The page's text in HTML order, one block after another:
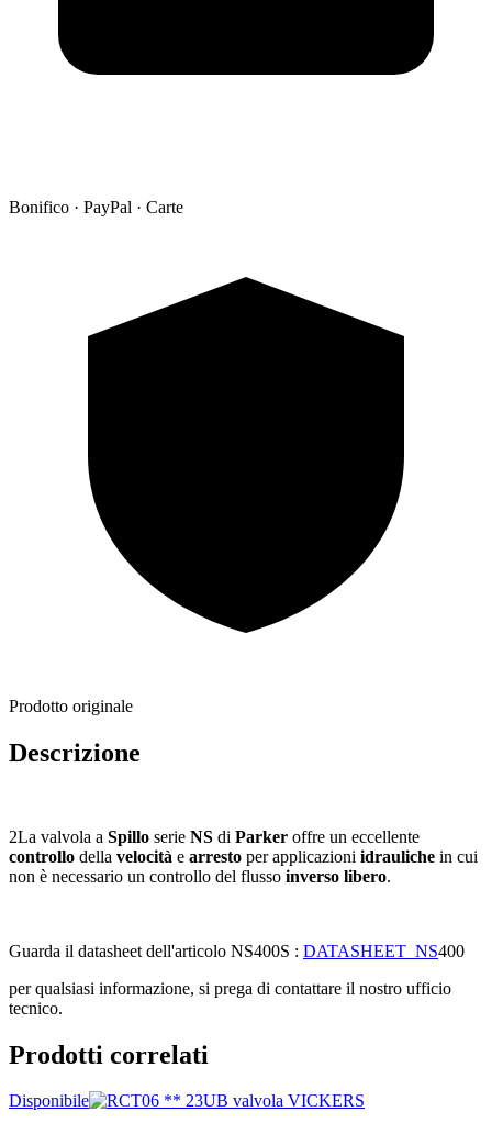
Bonifico · PayPal · Carte
Prodotto originale
Descrizione
2La valvola a Spillo serie NS di Parker offre un eccellente
controllo della velocità e arresto per applicazioni idrauliche in cui
non è necessario un controllo del flusso inverso libero.
Guarda il datasheet dell'articolo NS400S : DATASHEET_NS400
per qualsiasi informazione, si prega di contattare il nostro ufficio
tecnico.
Prodotti correlati
Disponibile